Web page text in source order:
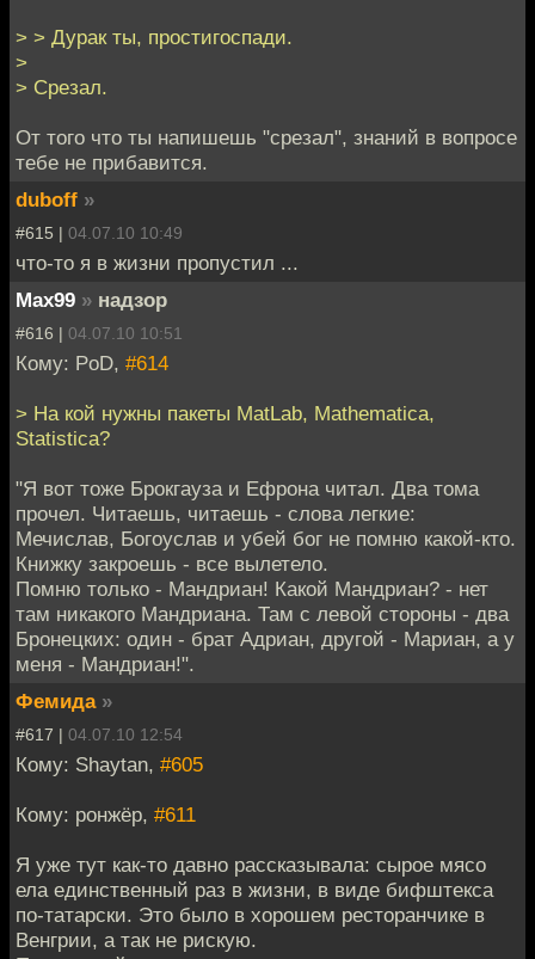
> > Дурак ты, простигоспади.
>
> Срезал.
От того что ты напишешь "срезал", знаний в вопросе
тебе не прибавится.
duboff »
#615 | 04.07.10 10:49
что-то я в жизни пропустил ...
Max99 » надзор
#616 | 04.07.10 10:51
Кому: PoD, #614
> На кой нужны пакеты MatLab, Mathematica,
Statistica?
"Я вот тоже Брокгауза и Ефрона читал. Два тома
прочел. Читаешь, читаешь - слова легкие:
Мечислав, Богоуслав и убей бог не помню какой-кто.
Книжку закроешь - все вылетело.
Помню только - Мандриан! Какой Мандриан? - нет
там никакого Мандриана. Там с левой стороны - два
Бронецких: один - брат Адриан, другой - Мариан, а у
меня - Мандриан!".
Фемида »
#617 | 04.07.10 12:54
Кому: Shaytan, #605
Кому: ронжёр, #611
Я уже тут как-то давно рассказывала: сырое мясо
ела единственный раз в жизни, в виде бифштекса
по-татарски. Это было в хорошем ресторанчике в
Венгрии, а так не рискую.